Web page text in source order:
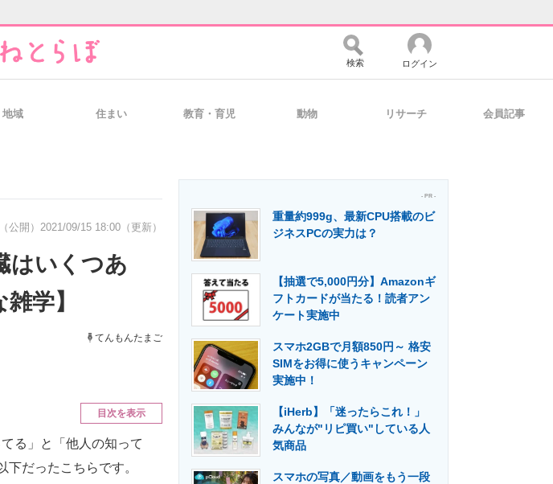
経営リーダーのコミュニティ マーケ×ITの今がよく分かる
・比較・事例 製造業のIT導入・活用を支援
エネルギーの専門メディア 建設×テクノロジーの最前線
検索 ログイン
地域 住まい 教育・育児 動物 リサーチ 会員記事
公開） 2021/09/15 18:00（更新）
はいくつあ
学】
てんもんたまご
目次を表示
る」と「他人の知って
だったこちらです。
- PR -
重量約999g、最新CPU搭載のビ
ジネスPCの実力は？
【抽選で5,000円分】Amazonギ
フトカードが当たる！読者アン
ケート実施中
スマホ2GBで月額850円～ 格安
SIMをお得に使うキャンペーン
実施中！
【iHerb】「迷ったらこれ！」
みんなが"リピ買い"している人
気商品
スマホの写真／動画をもう一段